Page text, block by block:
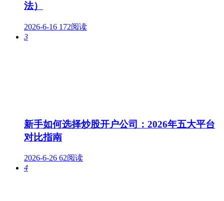
法）
2026-6-16 172阅读
3
新手如何选择炒股开户公司：2026年五大平台
对比指南
2026-6-26 62阅读
4